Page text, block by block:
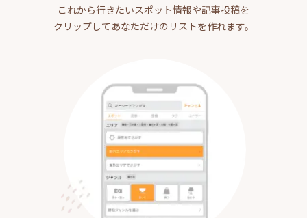
これから行きたいスポット情報や記事投稿を
クリップしてあなただけのリストを作れます。